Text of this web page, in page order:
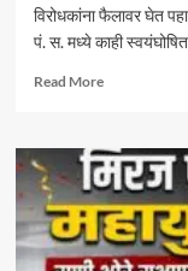
विरोधकांना फैलावर घेत
पं. स. मध्ये काही
Read MoreRead
‘आमचा
बाप
काढणाऱ्यांना
आज
उत्तर
दिले’;